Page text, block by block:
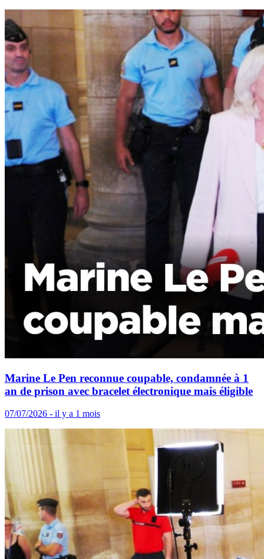
Marine Le Pen reconnue coupable, condamnée à 1
an de prison avec bracelet électronique mais éligible
07/07/2026 - il y a 1 mois